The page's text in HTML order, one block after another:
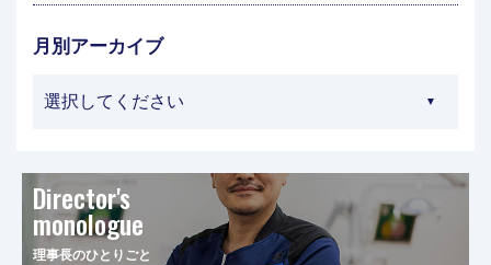
月別アーカイブ
Director's
monologue
理事長のひとりごと